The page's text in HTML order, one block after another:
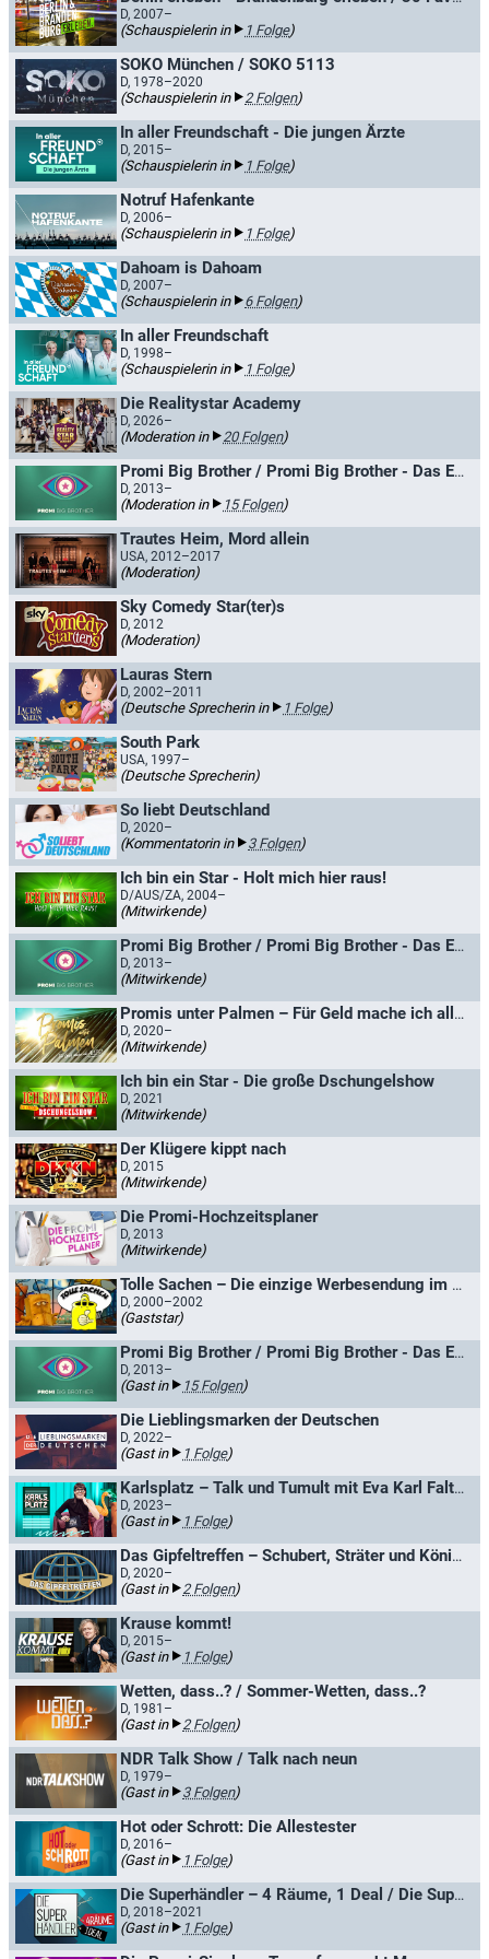
D, 2007–
(Schauspielerin in 1 Folge)
SOKO München / SOKO 5113
D, 1978–2020
(Schauspielerin in 2 Folgen)
In aller Freundschaft - Die jungen Ärzte
D, 2015–
(Schauspielerin in 1 Folge)
Notruf Hafenkante
D, 2006–
(Schauspielerin in 1 Folge)
Dahoam is Dahoam
D, 2007–
(Schauspielerin in 6 Folgen)
In aller Freundschaft
D, 1998–
(Schauspielerin in 1 Folge)
Die Realitystar Academy
D, 2026–
(Moderation in 20 Folgen)
Promi Big Brother / Promi Big Brother - Das Experiment
D, 2013–
(Moderation in 15 Folgen)
Trautes Heim, Mord allein
USA, 2012–2017
(Moderation)
Sky Comedy Star(ter)s
D, 2012
(Moderation)
Lauras Stern
D, 2002–2011
(Deutsche Sprecherin in 1 Folge)
South Park
USA, 1997–
(Deutsche Sprecherin)
So liebt Deutschland
D, 2020–
(Kommentatorin in 3 Folgen)
Ich bin ein Star - Holt mich hier raus!
D/AUS/ZA, 2004–
(Mitwirkende)
Promi Big Brother / Promi Big Brother - Das Experiment
D, 2013–
(Mitwirkende)
Promis unter Palmen – Für Geld mache ich alles!
D, 2020–
(Mitwirkende)
Ich bin ein Star - Die große Dschungelshow
D, 2021
(Mitwirkende)
Der Klügere kippt nach
D, 2015
(Mitwirkende)
Die Promi-Hochzeitsplaner
D, 2013
(Mitwirkende)
Tolle Sachen – Die einzige Werbesendung im KI.KA
D, 2000–2002
(Gaststar)
Promi Big Brother / Promi Big Brother - Das Experiment
D, 2013–
(Gast in 15 Folgen)
Die Lieblingsmarken der Deutschen
D, 2022–
(Gast in 1 Folge)
Karlsplatz – Talk und Tumult mit Eva Karl Faltermeier
D, 2023–
(Gast in 1 Folge)
Das Gipfeltreffen – Schubert, Sträter und König retten die Welt
D, 2020–
(Gast in 2 Folgen)
Krause kommt!
D, 2015–
(Gast in 1 Folge)
Wetten, dass..? / Sommer-Wetten, dass..?
D, 1981–
(Gast in 2 Folgen)
NDR Talk Show / Talk nach neun
D, 1979–
(Gast in 3 Folgen)
Hot oder Schrott: Die Allestester
D, 2016–
(Gast in 1 Folge)
Die Superhändler – 4 Räume, 1 Deal / Die Superhändler XXL
D, 2018–2021
(Gast in 1 Folge)